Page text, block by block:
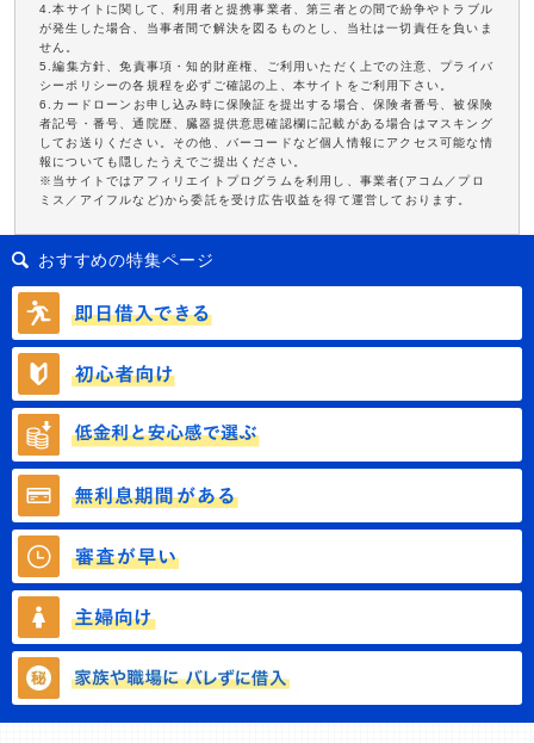
4.本サイトに関して、利用者と提携事業者、第三者との間で紛争やトラブル
が発生した場合、当事者間で解決を図るものとし、当社は一切責任を負いま
せん。
5.編集方針、免責事項・知的財産権、ご利用いただく上での注意、プライバ
シーポリシーの各規程を必ずご確認の上、本サイトをご利用下さい。
6.カードローンお申し込み時に保険証を提出する場合、保険者番号、被保険
者記号・番号、通院歴、臓器提供意思確認欄に記載がある場合はマスキング
してお送りください。その他、バーコードなど個人情報にアクセス可能な情
報についても隠したうえでご提出ください。
※当サイトではアフィリエイトプログラムを利用し、事業者(アコム／プロ
ミス／アイフルなど)から委託を受け広告収益を得て運営しております。
おすすめの特集ページ